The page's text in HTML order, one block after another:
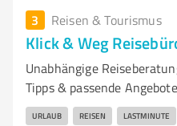
3 Reisen & Tourismus
Klick & Weg
Unabhängige
Tipps & passende Angebote
URLAUB REISEN LASTMINUTE